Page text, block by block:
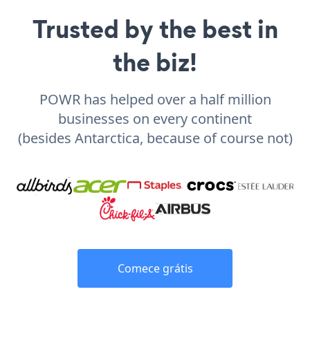
Trusted by the best in
the biz!
POWR has helped over a half million
businesses on every continent
(besides Antarctica, because of course not)
Comece grátis